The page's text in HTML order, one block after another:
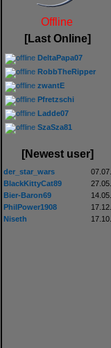
Offline
[Last Online]
DeltaPapa07
RobbTheRipper
zwantE
Pfretzschi
Ladde07
SzaSza81
[Newest user]
der_star_wars
07.07.
BlackKittyCat89
27.05.
Bier-Baron69
14.05.
PhilPower1908
17.12.
Niseth
17.10.